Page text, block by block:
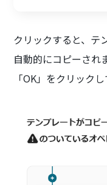
クリックすると、テ
自動的にコピーされ
「OK」をクリック